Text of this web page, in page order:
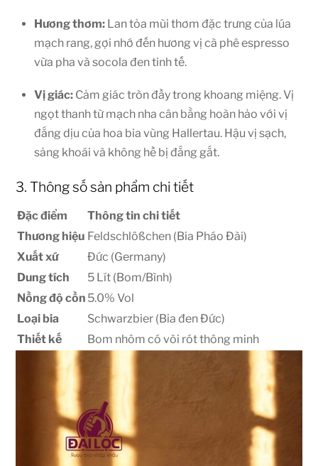
Hương thơm: Lan tỏa mùi thơm đặc trưng của lúa
mạch rang, gợi nhớ đến hương vị cà phê espresso
vừa pha và socola đen tinh tế.
Vị giác: Cảm giác tròn đầy trong khoang miệng. Vị
ngọt thanh từ mạch nha cân bằng hoàn hảo với vị
đắng dịu của hoa bia vùng Hallertau. Hậu vị sạch,
sảng khoái và không hề bị đắng gắt.
3. Thông số sản phẩm chi tiết
Đặc điểm
Thông tin chi tiết
Thương hiệu Feldschlößchen (Bia Pháo Đài)
Xuất xứ
Đức (Germany)
Dung tích
5 Lít (Bom/Bình)
Nồng độ cồn 5.0% Vol
Loại bia
Schwarzbier (Bia đen Đức)
Thiết kế
Bom nhôm có vòi rót thông minh